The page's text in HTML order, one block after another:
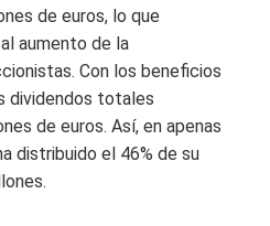
de euros, lo que
aumento de la
Con los beneficios
dividendos totales
de euros. Así, en apenas
distribuido el 46% de su